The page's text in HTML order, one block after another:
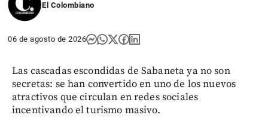
El Colombiano
06 de agosto de 2026
Las cascadas escondidas de Sabaneta ya no son
secretas: se han convertido en uno de los nuevos
atractivos que circulan en redes sociales
incentivando el turismo masivo.